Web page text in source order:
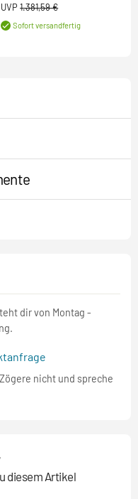
UVP 1.381,59 €
Sofort versandfertig
dir von Montag -
nicht und spreche
diesem Artikel